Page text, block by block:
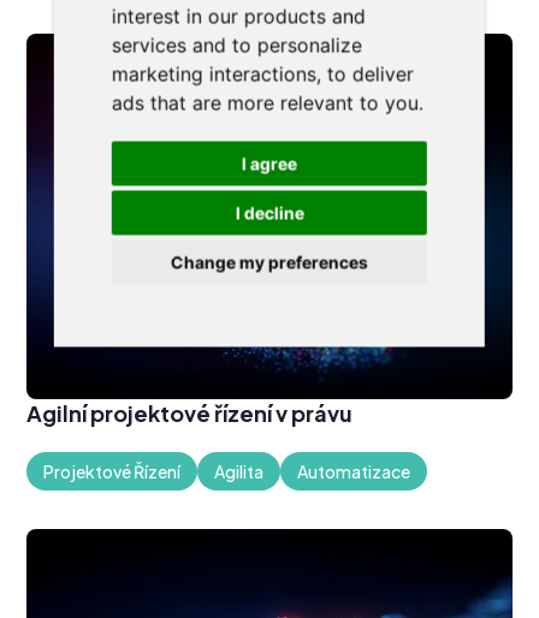
interest in our products and
services and to personalize
marketing interactions, to deliver
ads that are more relevant to you.
I agree
I decline
Change my preferences
Agilní projektové řízení v právu
Projektové Řízení Agilita Automatizace